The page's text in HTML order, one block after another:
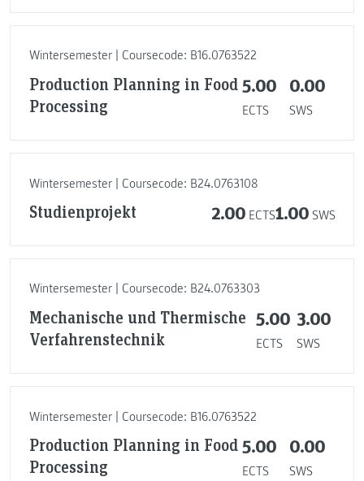
Wintersemester | Coursecode: B16.0763522
Production Planning in Food
Processing
5.00
ECTS
0.00
SWS
Wintersemester | Coursecode: B24.0763108
Studienprojekt 2.00 ECTS1.00 SWS
Wintersemester | Coursecode: B24.0763303
Mechanische und Thermische
Verfahrenstechnik
5.00
ECTS
3.00
SWS
Wintersemester | Coursecode: B16.0763522
Production Planning in Food
Processing
5.00
ECTS
0.00
SWS